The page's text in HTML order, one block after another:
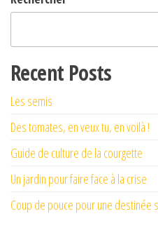
Recent Posts
Les semis
Des tomates, en veux tu, en voilà !
Guide de culture de la courgette
Un jardin pour faire face à la crise
Coup de pouce pour une destinée